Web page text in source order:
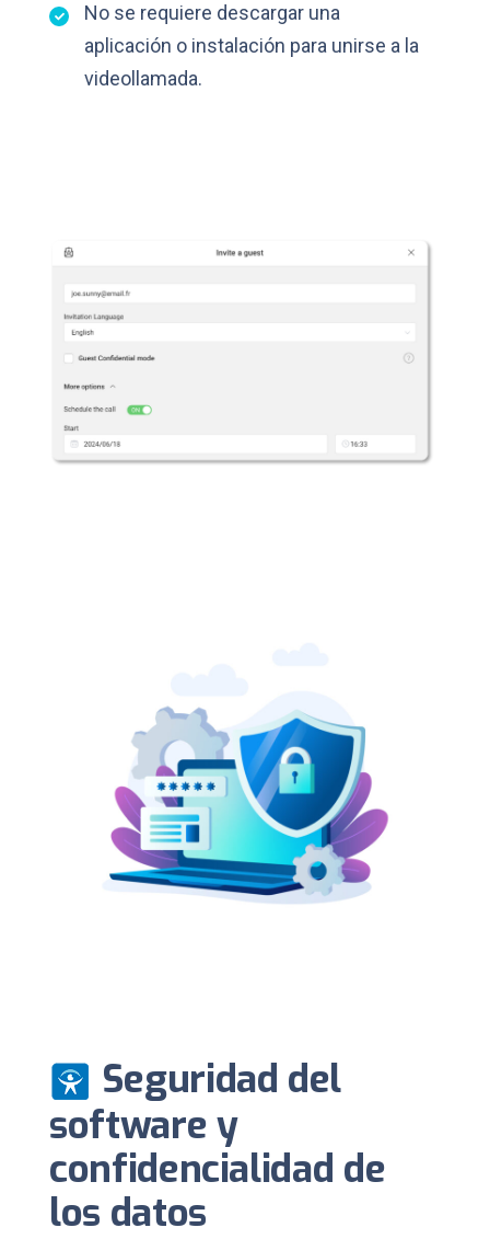
No se requiere descargar una
aplicación o instalación para unirse a la
videollamada.
Seguridad del
software y
confidencialidad de
los datos